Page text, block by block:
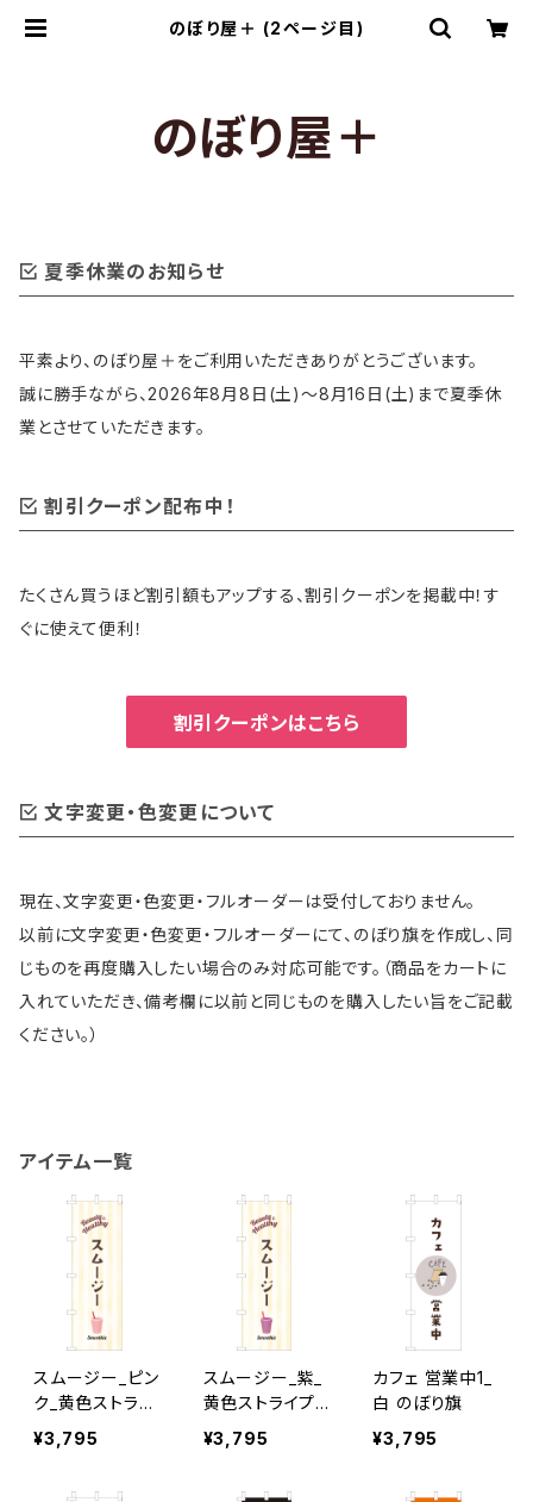
のぼり屋＋ (2ページ目)
のぼり屋＋
夏季休業のお知らせ
平素より、のぼり屋＋をご利用いただきありがとうございます。
誠に勝手ながら、2026年8月8日(土)〜8月16日(土)まで夏季休
業とさせていただきます。
割引クーポン配布中！
たくさん買うほど割引額もアップする、割引クーポンを掲載中！す
ぐに使えて便利！
割引クーポンはこちら
文字変更・色変更について
現在、文字変更・色変更・フルオーダーは受付しておりません。
以前に文字変更・色変更・フルオーダーにて、のぼり旗を作成し、同
じものを再度購入したい場合のみ対応可能です。（商品をカートに
入れていただき、備考欄に以前と同じものを購入したい旨をご記載
ください。）
アイテム一覧
スムージー_ピン
ク_黄色ストライ
プ のぼり旗
¥3,795
スムージー_紫_
黄色ストライプ
のぼり旗
¥3,795
カフェ 営業中1_
白 のぼり旗
¥3,795